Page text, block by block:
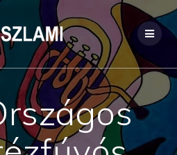
content